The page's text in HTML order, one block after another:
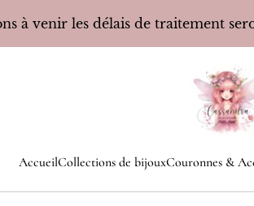
à venir les délais de traitement
AccueilCollections de bijouxCouronnes &